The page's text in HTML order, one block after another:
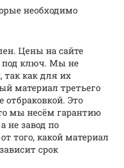
необходимо
Цены на сайте
под ключ. Мы не
как для их
материал третьего
отбраковкой. Это
мы несём гарантию
не завод по
того, какой материал
срок